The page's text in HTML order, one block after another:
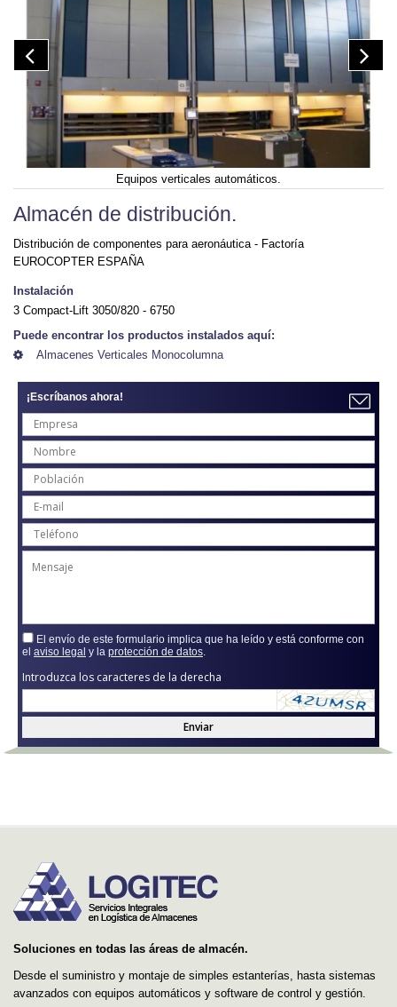
Equipos verticales automáticos.
Almacén de distribución.
Distribución de componentes para aeronáutica - Factoría
EUROCOPTER ESPAÑA
Instalación
3 Compact-Lift 3050/820 - 6750
Puede encontrar los productos instalados aquí:
Almacenes Verticales Monocolumna
¡Escríbanos ahora!
El envío de este formulario implica que ha leído y está conforme con
el aviso legal y la protección de datos
Introduzca los caracteres de la derecha
Enviar
Soluciones en todas las áreas de almacén.
Desde el suministro y montaje de simples estanterías, hasta sistemas
avanzados con equipos automáticos y software de control y gestión.